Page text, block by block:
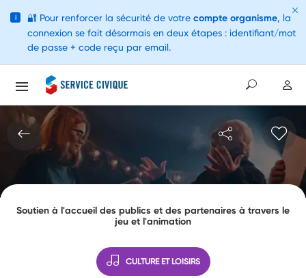
Soutien à l'accueil des publics et des partenaires à travers le
jeu et l'animation
CULTURE ET LOISIRS
i 🔐 Pour renforcer la sécurité de votre compte organisme, la
connexion se fait désormais en deux étapes : identifiant/mot
de passe + code reçu par email.